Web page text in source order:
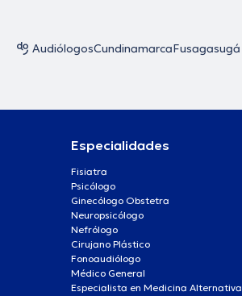
AudiólogosCundinamarcaFusagasugá
Especialidades
Fisiatra
Psicólogo
Ginecólogo Obstetra
Neuropsicólogo
Nefrólogo
Cirujano Plástico
Fonoaudiólogo
Médico General
Especialista en Medicina Alternativa